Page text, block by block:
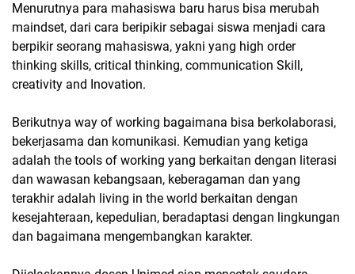
Menurutnya para mahasiswa baru harus bisa merubah
maindset, dari cara beripikir sebagai siswa menjadi cara
berpikir seorang mahasiswa, yakni yang high order
thinking skills, critical thinking, communication Skill,
creativity and Inovation.
Berikutnya way of working bagaimana bisa berkolaborasi,
bekerjasama dan komunikasi. Kemudian yang ketiga
adalah the tools of working yang berkaitan dengan literasi
dan wawasan kebangsaan, keberagaman dan yang
terakhir adalah living in the world berkaitan dengan
kesejahteraan, kepedulian, beradaptasi dengan lingkungan
dan bagaimana mengembangkan karakter.